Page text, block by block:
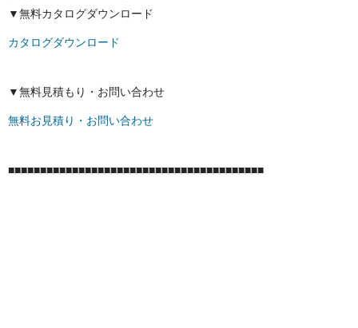
▼無料カタログダウンロード
カタログダウンロード
▼無料見積もり・お問い合わせ
無料お見積り・お問い合わせ
■■■■■■■■■■■■■■■■■■■■■■■■■■■■■■■■■■■■■■■■